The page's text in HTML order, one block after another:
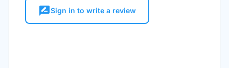
rate_reviewSign in to write a review